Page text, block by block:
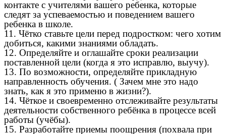
контакте с учителями вашего ребенка, которые
следят за успеваемостью и поведением вашего
ребенка в школе.
11. Чётко ставьте цели перед подростком: чего хотим
добиться, какими знаниями обладать.
12. Определяйте и оглашайте сроки реализации
поставленной цели (когда я это исправлю, выучу).
13. По возможности, определяйте прикладную
направленность обучения. ( Зачем мне это надо
знать, как я это применю в жизни?).
14. Чёткое и своевременно отслеживайте результаты
деятельности собственного ребёнка в процессе всей
работы (учёбы).
15. Разработайте приемы поощрения (похвала при